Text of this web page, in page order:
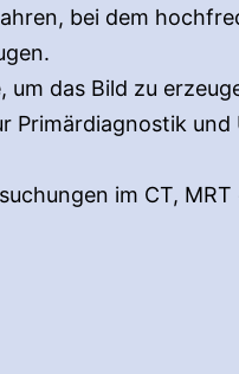
bei dem
um das Bild zu
Primärdiagnostik
im CT,